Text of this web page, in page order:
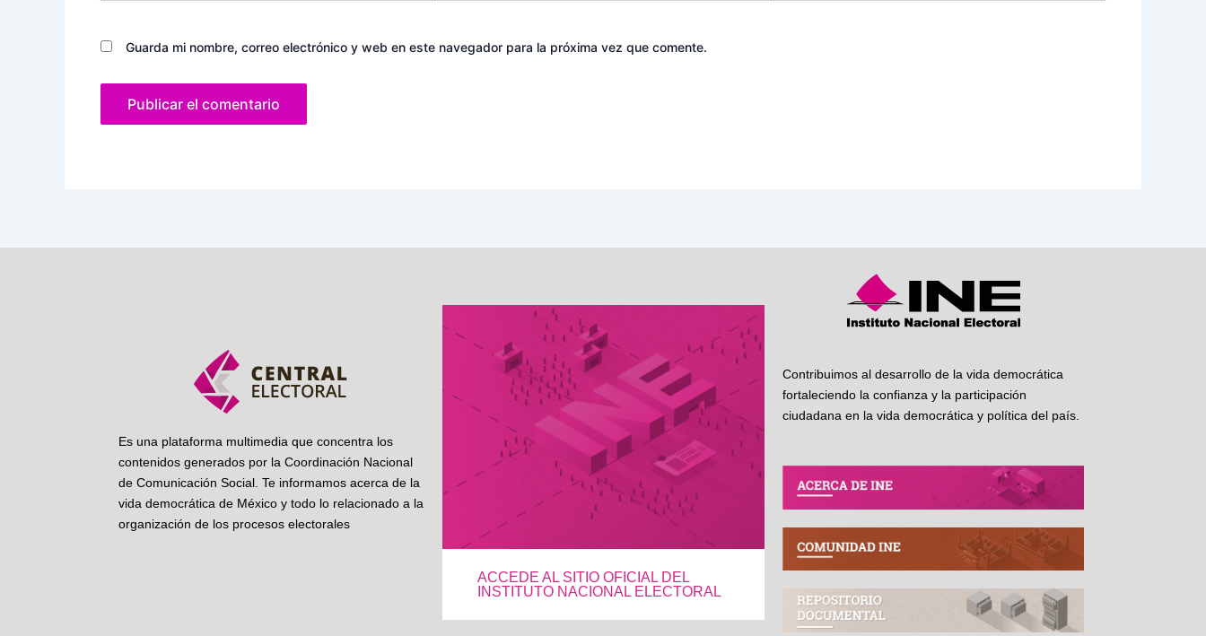
Guarda mi nombre, correo electrónico y web en este navegador para la próxima vez que comente.
Es una plataforma multimedia que concentra los
contenidos generados por la Coordinación Nacional
de Comunicación Social. Te informamos acerca de la
vida democrática de México y todo lo relacionado a la
organización de los procesos electorales
ACCEDE AL SITIO OFICIAL DEL
INSTITUTO NACIONAL ELECTORAL
Contribuimos al desarrollo de la vida democrática
fortaleciendo la confianza y la participación
ciudadana en la vida democrática y política del país.